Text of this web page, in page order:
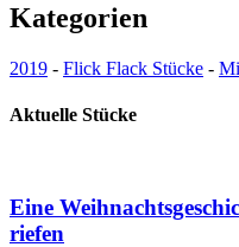
Kategorien
2019 - Flick Flack Stücke -
Aktuelle Stücke
Eine
riefen